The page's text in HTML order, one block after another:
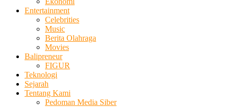
Entertainment
Celebrities
Music
Berita Olahraga
Movies
Balipreneur
FIGUR
Teknologi
Sejarah
Tentang Kami
Pedoman Media Siber